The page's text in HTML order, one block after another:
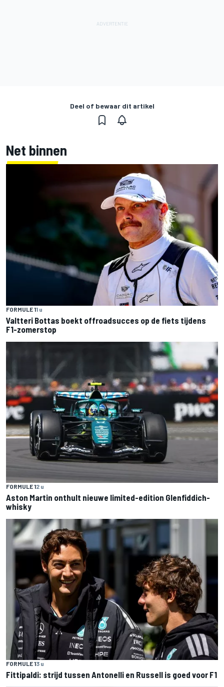
Deel of bewaar dit artikel
Net binnen
FORMULE 11 u
Valtteri Bottas boekt offroadsucces op de fiets tijdens
F1-zomerstop
FORMULE 12 u
Aston Martin onthult nieuwe limited-edition Glenfiddich-
whisky
FORMULE 13 u
Fittipaldi: strijd tussen Antonelli en Russell is goed voor F1